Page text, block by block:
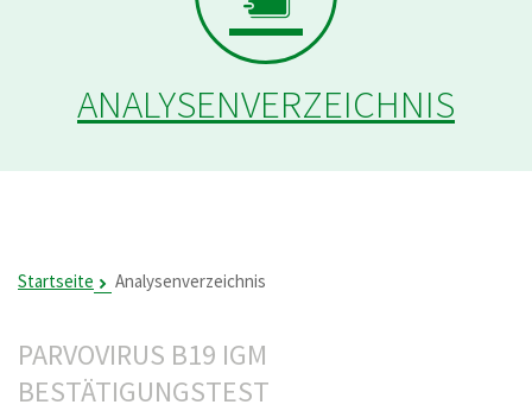
ANALYSENVERZEICHNIS
Startseite Analysenverzeichnis
PARVOVIRUS B19 IGM
BESTÄTIGUNGSTEST